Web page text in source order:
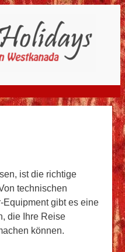
ist die richtige
technischen
Equipment gibt es eine
die Ihre Reise
können.